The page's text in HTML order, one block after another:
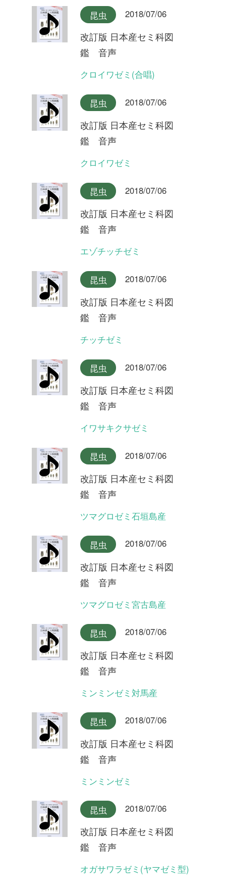
昆虫 2018/07/06
鑑 音声
エゾチッチゼミ
2018/07/06
改訂版 日本産セミ科図
チッチゼミ
昆虫 2018/07/06
鑑 音声
イワサキクサゼミ
昆虫 2018/07/06
改訂版 日本産セミ科図
ツマグロゼミ石垣島産
昆虫 2018/07/06
改訂版 日本産セミ科図
鑑 音声
2018/07/06
改訂版 日本産セミ科図
鑑 音声
ミンミンゼミ対馬産
昆虫 2018/07/06
改訂版 日本産セミ科図
鑑 音声
改訂版 日本産セミ科図
オガサワラゼミ(ヤマゼミ型)
昆虫 2018/07/06
鑑 音声
オガサワラゼミ(シャックリ
昆虫 2018/07/06
鑑 音声
クロイワツクツク大隅半島産
昆虫 2018/07/06
改訂版 日本産セミ科図
クロイワツクツク奄美大島産
昆虫 2018/07/06
改訂版 日本産セミ科図
鑑 音声